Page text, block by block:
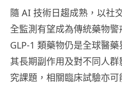
隨 AI 技術日趨成熟，以社
全監測有望成為傳統藥物
GLP-1 類藥物仍是全球醫
其長期副作用及對不同人
究課題，相關臨床試驗亦